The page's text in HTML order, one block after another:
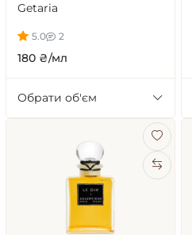
Getaria
5.0 2
180 ₴/мл
Обрати об'єм